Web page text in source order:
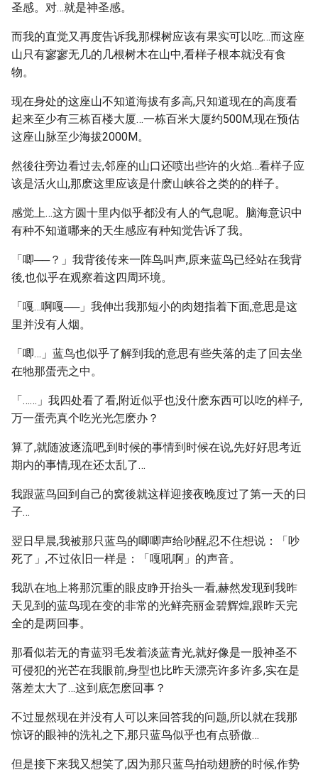
圣感。对…就是神圣感。
而我的直觉又再度告诉我,那棵树应该有果实可以吃…而这座
山只有寥寥无几的几根树木在山中,看样子根本就没有食
物。
现在身处的这座山不知道海拔有多高,只知道现在的高度看
起来至少有三栋百楼大厦…一栋百米大厦约500M,现在预估
这座山脉至少海拔2000M。
然後往旁边看过去,邻座的山口还喷出些许的火焰…看样子应
该是活火山,那麽这里应该是什麽山峡谷之类的的样子。
感觉上…这方圆十里内似乎都没有人的气息呢。脑海意识中
有种不知道哪来的天生感应有种知觉告诉了我。
「唧──？」我背後传来一阵鸟叫声,原来蓝鸟已经站在我背
後,也似乎在观察着这四周环境。
「嘎…啊嘎──」我伸出我那短小的肉翅指着下面,意思是这
里并没有人烟。
「唧…」蓝鸟也似乎了解到我的意思有些失落的走了回去坐
在牠那蛋壳之中。
「……」我四处看了看,附近似乎也没什麽东西可以吃的样子,
万一蛋壳真个吃光光怎麽办？
算了,就随波逐流吧,到时候的事情到时候在说,先好好思考近
期内的事情,现在还太乱了…
我跟蓝鸟回到自己的窝後就这样迎接夜晚度过了第一天的日
子…
翌日早晨,我被那只蓝鸟的唧唧声给吵醒,忍不住想说：「吵
死了」,不过依旧一样是：「嘎吼啊」的声音。
我趴在地上将那沉重的眼皮睁开抬头一看,赫然发现到我昨
天见到的蓝鸟现在变的非常的光鲜亮丽金碧辉煌,跟昨天完
全的是两回事。
那看似若无的青蓝羽毛发着淡蓝青光,就好像是一股神圣不
可侵犯的光芒在我眼前,身型也比昨天漂亮许多许多,实在是
落差太大了…这到底怎麽回事？
不过显然现在并没有人可以来回答我的问题,所以就在我那
惊讶的眼神的洗礼之下,那只蓝鸟似乎也有点骄傲…
但是接下来我又想笑了,因为那只蓝鸟拍动翅膀的时候,作势